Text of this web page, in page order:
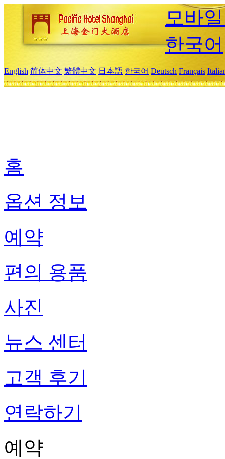
모바
한국어
English 简体中文 繁體中文 日本語 한국어 Deutsch Français
홈
옵션 정보
예약
편의 용품
사진
뉴스 센터
고객 후기
연락하기
예약